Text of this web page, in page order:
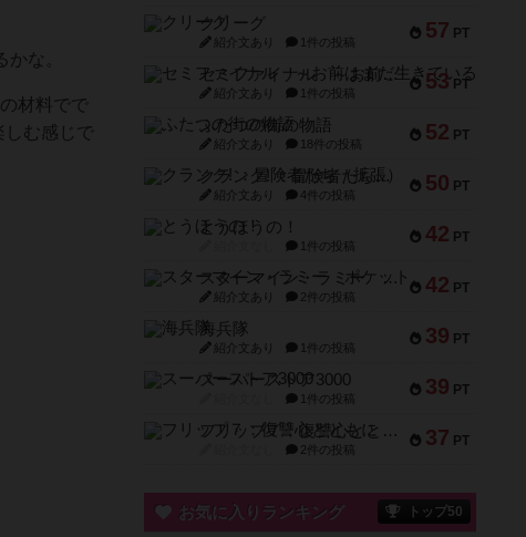
な。
材料でで
む感じで
57 PT
クリーグ
紹介文あり 1件の投稿
53 PT
セミファイナル ～お前はまだ生きている～
紹介文あり 1件の投稿
52 PT
ふたつの街の物語
紹介文あり 18件の投稿
50 PT
クランク! ：冒険者たち（拡張）
紹介文あり 4件の投稿
42 PT
とうほうの！
1件の投稿
42 PT
スターマイン・ラミー ポケット
紹介文あり 2件の投稿
39 PT
海兵隊
紹介文あり 1件の投稿
39 PT
スーパーストア3000
1件の投稿
37 PT
フリップ７：復讐心とともに
2件の投稿
お気に入りランキング トップ50